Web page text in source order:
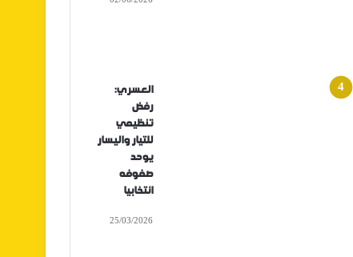
العسري:
رفض
تنظيمي
للتيار واليسار
يوحد
صفوفه
انتخابيا
25/03/2026